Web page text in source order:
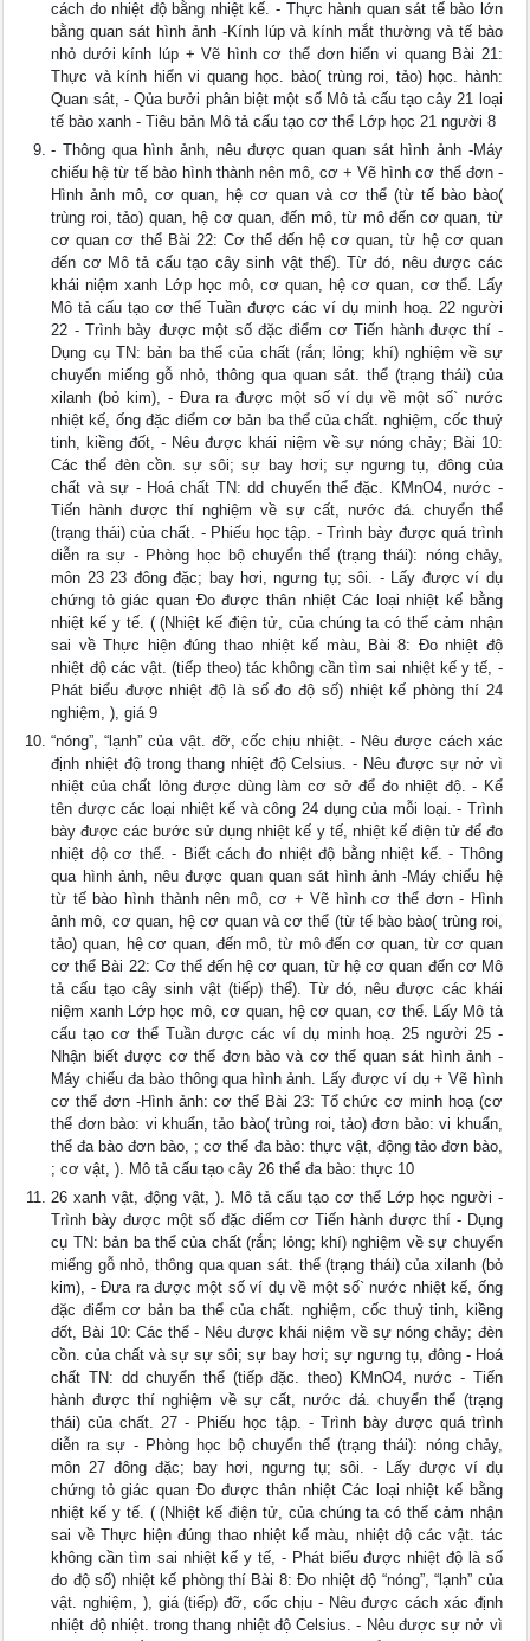
cách đo nhiệt độ bằng nhiệt kế. - Thực hành quan sát tế bào lớn
bằng quan sát hình ảnh -Kính lúp và kính mắt thường và tế bào
nhỏ dưới kính lúp + Vẽ hình cơ thể đơn hiển vi quang Bài 21:
Thực và kính hiển vi quang học. bào( trùng roi, tảo) học. hành:
Quan sát, - Qủa bưởi phân biệt một số Mô tả cấu tạo cây 21 loại
tế bào xanh - Tiêu bản Mô tả cấu tạo cơ thể Lớp học 21 người 8
- Thông qua hình ảnh, nêu được quan quan sát hình ảnh -Máy
chiếu hệ từ tế bào hình thành nên mô, cơ + Vẽ hình cơ thể đơn -
Hình ảnh mô, cơ quan, hệ cơ quan và cơ thể (từ tế bào bào(
trùng roi, tảo) quan, hệ cơ quan, đến mô, từ mô đến cơ quan, từ
cơ quan cơ thể Bài 22: Cơ thể đến hệ cơ quan, từ hệ cơ quan
đến cơ Mô tả cấu tạo cây sinh vật thể). Từ đó, nêu được các
khái niệm xanh Lớp học mô, cơ quan, hệ cơ quan, cơ thể. Lấy
Mô tả cấu tạo cơ thể Tuần được các ví dụ minh hoạ. 22 người
22 - Trình bày được một số đặc điểm cơ Tiến hành được thí -
Dụng cụ TN: bản ba thể của chất (rắn; lỏng; khí) nghiệm về sự
chuyển miếng gỗ nhỏ, thông qua quan sát. thể (trạng thái) của
xilanh (bỏ kim), - Đưa ra được một số ví dụ về một số` nước
nhiệt kế, ống đặc điểm cơ bản ba thể của chất. nghiệm, cốc thuỷ
tinh, kiềng đốt, - Nêu được khái niệm về sự nóng chảy; Bài 10:
Các thể đèn cồn. sự sôi; sự bay hơi; sự ngưng tụ, đông của
chất và sự - Hoá chất TN: dd chuyển thể đặc. KMnO4, nước -
Tiến hành được thí nghiệm về sự cất, nước đá. chuyển thể
(trạng thái) của chất. - Phiếu học tập. - Trình bày được quá trình
diễn ra sự - Phòng học bộ chuyển thể (trạng thái): nóng chảy,
môn 23 23 đông đặc; bay hơi, ngưng tụ; sôi. - Lấy được ví dụ
chứng tỏ giác quan Đo được thân nhiệt Các loại nhiệt kế bằng
nhiệt kế y tế. ( (Nhiệt kế điện tử, của chúng ta có thể cảm nhận
sai về Thực hiện đúng thao nhiệt kế màu, Bài 8: Đo nhiệt độ
nhiệt độ các vật. (tiếp theo) tác không cần tìm sai nhiệt kế y tế, -
Phát biểu được nhiệt độ là số đo độ số) nhiệt kế phòng thí 24
nghiệm, ), giá 9
“nóng”, “lạnh” của vật. đỡ, cốc chịu nhiệt. - Nêu được cách xác
định nhiệt độ trong thang nhiệt độ Celsius. - Nêu được sự nở vì
nhiệt của chất lỏng được dùng làm cơ sở để đo nhiệt độ. - Kể
tên được các loại nhiệt kế và công 24 dụng của mỗi loại. - Trình
bày được các bước sử dụng nhiệt kế y tế, nhiệt kế điện tử để đo
nhiệt độ cơ thể. - Biết cách đo nhiệt độ bằng nhiệt kế. - Thông
qua hình ảnh, nêu được quan quan sát hình ảnh -Máy chiếu hệ
từ tế bào hình thành nên mô, cơ + Vẽ hình cơ thể đơn - Hình
ảnh mô, cơ quan, hệ cơ quan và cơ thể (từ tế bào bào( trùng roi,
tảo) quan, hệ cơ quan, đến mô, từ mô đến cơ quan, từ cơ quan
cơ thể Bài 22: Cơ thể đến hệ cơ quan, từ hệ cơ quan đến cơ Mô
tả cấu tạo cây sinh vật (tiếp) thể). Từ đó, nêu được các khái
niệm xanh Lớp học mô, cơ quan, hệ cơ quan, cơ thể. Lấy Mô tả
cấu tạo cơ thể Tuần được các ví dụ minh hoạ. 25 người 25 -
Nhận biết được cơ thể đơn bào và cơ thể quan sát hình ảnh -
Máy chiếu đa bào thông qua hình ảnh. Lấy được ví dụ + Vẽ hình
cơ thể đơn -Hình ảnh: cơ thể Bài 23: Tổ chức cơ minh hoạ (cơ
thể đơn bào: vi khuẩn, tảo bào( trùng roi, tảo) đơn bào: vi khuẩn,
thể đa bào đơn bào, ; cơ thể đa bào: thực vật, động tảo đơn bào,
; cơ vật, ). Mô tả cấu tạo cây 26 thể đa bào: thực 10
26 xanh vật, động vật, ). Mô tả cấu tạo cơ thể Lớp học người -
Trình bày được một số đặc điểm cơ Tiến hành được thí - Dụng
cụ TN: bản ba thể của chất (rắn; lỏng; khí) nghiệm về sự chuyển
miếng gỗ nhỏ, thông qua quan sát. thể (trạng thái) của xilanh (bỏ
kim), - Đưa ra được một số ví dụ về một số` nước nhiệt kế, ống
đặc điểm cơ bản ba thể của chất. nghiệm, cốc thuỷ tinh, kiềng
đốt, Bài 10: Các thể - Nêu được khái niệm về sự nóng chảy; đèn
cồn. của chất và sự sự sôi; sự bay hơi; sự ngưng tụ, đông - Hoá
chất TN: dd chuyển thể (tiếp đặc. theo) KMnO4, nước - Tiến
hành được thí nghiệm về sự cất, nước đá. chuyển thể (trạng
thái) của chất. 27 - Phiếu học tập. - Trình bày được quá trình
diễn ra sự - Phòng học bộ chuyển thể (trạng thái): nóng chảy,
môn 27 đông đặc; bay hơi, ngưng tụ; sôi. - Lấy được ví dụ
chứng tỏ giác quan Đo được thân nhiệt Các loại nhiệt kế bằng
nhiệt kế y tế. ( (Nhiệt kế điện tử, của chúng ta có thể cảm nhận
sai về Thực hiện đúng thao nhiệt kế màu, nhiệt độ các vật. tác
không cần tìm sai nhiệt kế y tế, - Phát biểu được nhiệt độ là số
đo độ số) nhiệt kế phòng thí Bài 8: Đo nhiệt độ “nóng”, “lạnh” của
vật. nghiệm, ), giá (tiếp) đỡ, cốc chịu - Nêu được cách xác định
nhiệt độ nhiệt. trong thang nhiệt độ Celsius. - Nêu được sự nở vì